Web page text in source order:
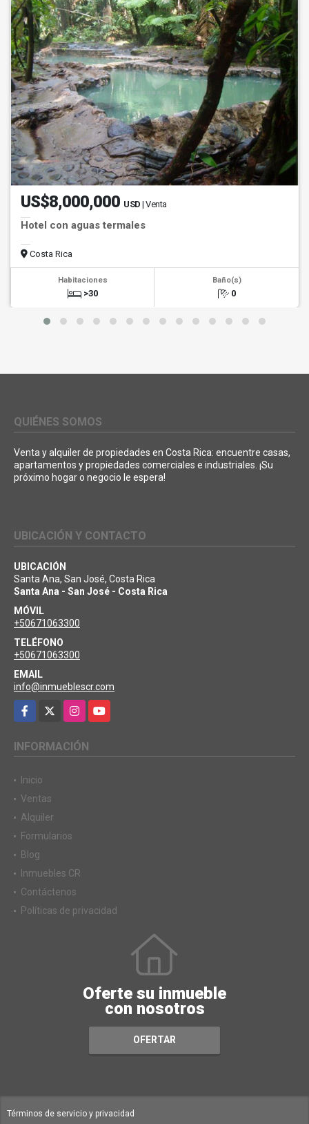
US$8,000,000 USD | Venta
Hotel con aguas termales
Costa Rica
Habitaciones
>30
Baño(s)
0
QUIÉNES SOMOS
Venta y alquiler de propiedades en Costa Rica: encuentre casas,
apartamentos y propiedades comerciales e industriales. ¡Su
próximo hogar o negocio le espera!
UBICACIÓN Y CONTACTO
UBICACIÓN
Santa Ana, San José, Costa Rica
Santa Ana - San José - Costa Rica
MÓVIL
+50671063300
TELÉFONO
+50671063300
EMAIL
info@inmueblescr.com
Facebook
InstagramYouTube
INFORMACIÓN
Inicio
Ventas
Alquiler
Formularios
Blog
Inmuebles CR
Contáctenos
Políticas de privacidad
Oferte su inmueble
con nosotros
OFERTAR
Términos de servicio y privacidad